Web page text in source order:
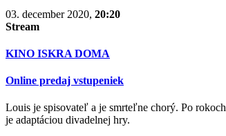
03. december 2020, 20:20
Stream
KINO ISKRA DOMA
Online predaj vstupeniek
Louis je spisovateľ a je smrteľne chorý. Po
je adaptáciou divadelnej hry.